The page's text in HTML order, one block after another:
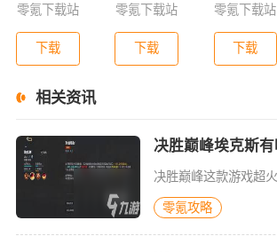
零氪下载站
下载
零氪下载站
下载
零氪下载站
下载
相关资讯
零氪攻略